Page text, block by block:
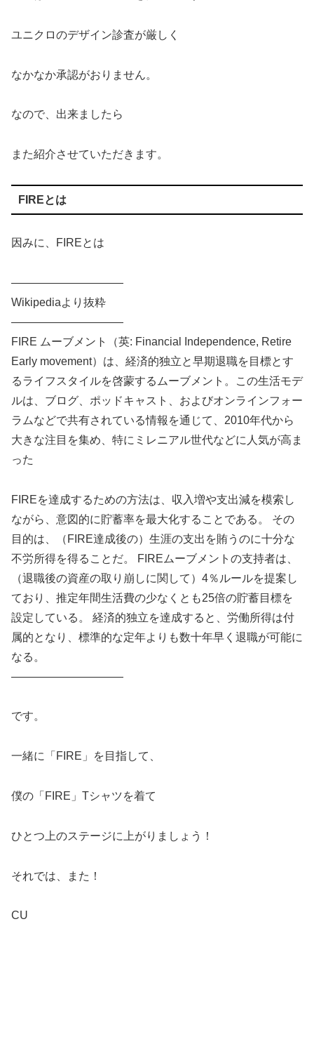
ユニクロのデザイン診査が厳しく
なかなか承認がおりません。
なので、出来ましたら
また紹介させていただきます。
FIREとは
因みに、FIREとは
——————————
Wikipediaより抜粋
——————————
FIRE ムーブメント（英: Financial Independence, Retire
Early movement）は、経済的独立と早期退職を目標とす
るライフスタイルを啓蒙するムーブメント。この生活モデ
ルは、ブログ、ポッドキャスト、およびオンラインフォー
ラムなどで共有されている情報を通じて、2010年代から
大きな注目を集め、特にミレニアル世代などに人気が高ま
った
FIREを達成するための方法は、収入増や支出減を模索し
ながら、意図的に貯蓄率を最大化することである。 その
目的は、（FIRE達成後の）生涯の支出を賄うのに十分な
不労所得を得ることだ。 FIREムーブメントの支持者は、
（退職後の資産の取り崩しに関して）4％ルールを提案し
ており、推定年間生活費の少なくとも25倍の貯蓄目標を
設定している。 経済的独立を達成すると、労働所得は付
属的となり、標準的な定年よりも数十年早く退職が可能に
なる。
——————————
です。
一緒に「FIRE」を目指して、
僕の「FIRE」Tシャツを着て
ひとつ上のステージに上がりましょう！
それでは、また！
CU